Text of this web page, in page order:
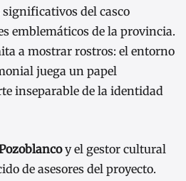
del casco
emblemáticos de la provincia.
a mostrar rostros: el entorno
juega un papel
inseparable de la identidad
y el gestor cultural
de asesores del proyecto.